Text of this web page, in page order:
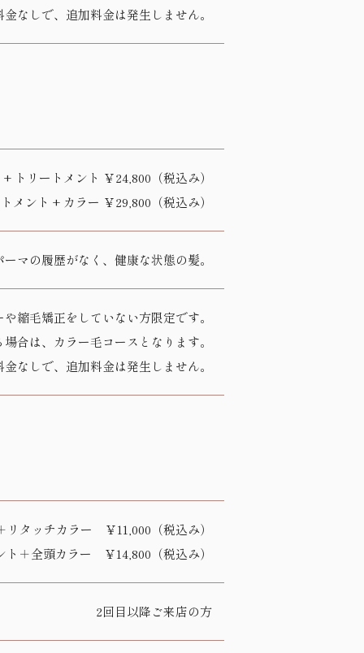
なしで、追加料金は発生しません。
トリートメント ￥24,800（税込み）
メント + カラー ￥29,800（税込み）
マの履歴がなく、健康な状態の髪。
縮毛矯正をしていない方限定です。
合は、カラー毛コースとなります。
なしで、追加料金は発生しません。
リタッチカラー ￥11,000（税込み）
ト＋全頭カラー ￥14,800（税込み）
2回目以降ご来店の方